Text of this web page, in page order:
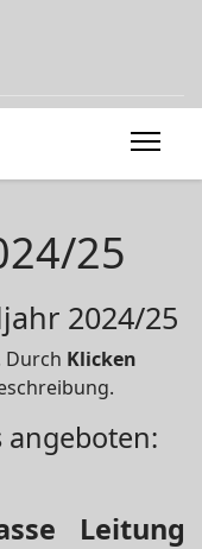
25
2024/25
Durch Klicken
angeboten:
Leitung